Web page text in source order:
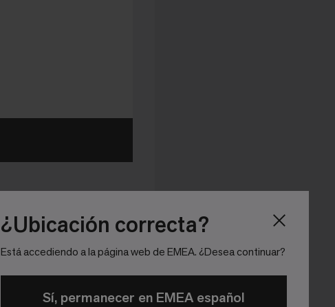
¿Ubicación correcta?
Está accediendo a la página web de EMEA. ¿Desea continuar?
Sí, permanecer en EMEA español